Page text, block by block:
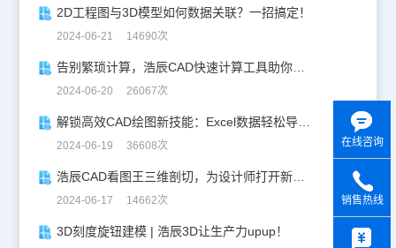
2D工程图与3D模型如何数据关联？一招搞定！
2024-06-21 14690次
告别繁琐计算，浩辰CAD快速计算工具助你一臂之力！
2024-06-20 26067次
解锁高效CAD绘图新技能：Excel数据轻松导入CAD
2024-06-19 36608次
浩辰CAD看图王三维剖切，为设计师打开新世界的大门！
2024-06-17 14662次
3D刻度旋钮建模 | 浩辰3D让生产力upup！
在线咨询
销售热线